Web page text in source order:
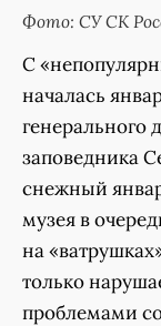
Фото: СУ СК
С
началась
генерального
заповедника
снежный
музея в
на
только
проблемами